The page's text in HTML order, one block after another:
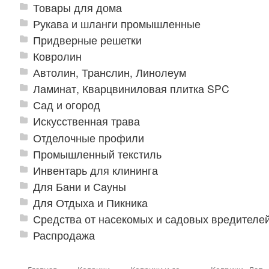
Товары для дома
Рукава и шланги промышленные
Придверные решетки
Ковролин
Автолин, Транслин, Линолеум
Ламинат, Кварцвиниловая плитка SPC
Сад и огород
Искусственная трава
Отделочные профили
Промышленный текстиль
Инвентарь для клининга
Для Бани и Сауны
Для Отдыха и Пикника
Средства от насекомых и садовых
Распродажа